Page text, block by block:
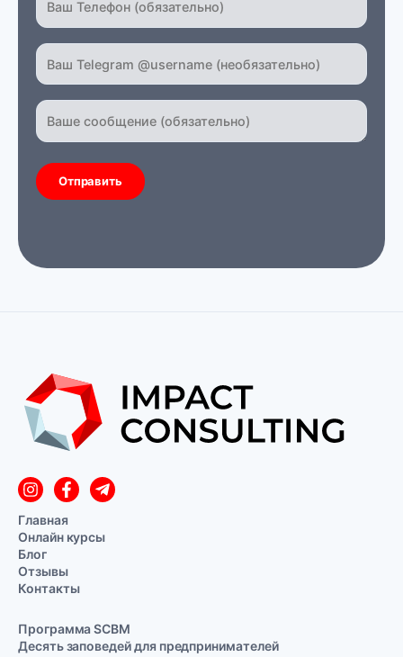
Главная
Онлайн курсы
Блог
Отзывы
Контакты
Программа SCBM
Десять заповедей для предпринимателей